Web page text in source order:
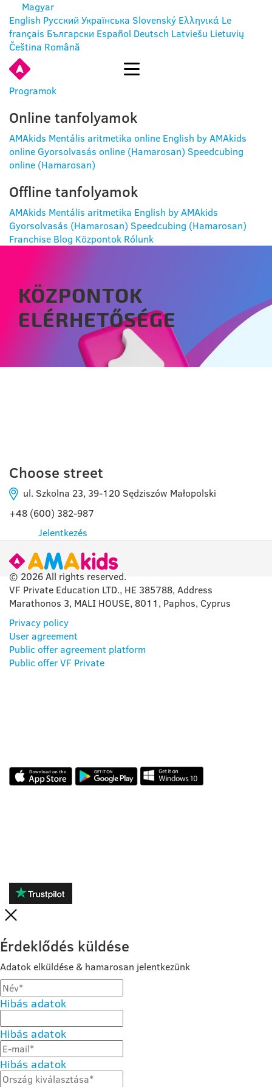
Magyar
English Русский Українська Slovenský Ελληνικά Le
français Български Español Deutsch Latviešu Lietuvių
Čeština Română
Programok
Online tanfolyamok
AMAkids Mentális aritmetika online English by AMAkids
online Gyorsolvasás online (Hamarosan) Speedcubing
online (Hamarosan)
Offline tanfolyamok
AMAkids Mentális aritmetika English by AMAkids
Gyorsolvasás (Hamarosan) Speedcubing (Hamarosan)
Franchise Blog Központok Rólunk
KÖZPONTOK
ELÉRHETŐSÉGE
Choose street
ul. Szkolna 23, 39-120 Sędziszów Małopolski
+48 (600) 382-987
Jelentkezés
© 2026 All rights reserved.
VF Private Education LTD., HE 385788, Address
Marathonos 3, MALI HOUSE, 8011, Paphos, Cyprus
Privacy policy
User agreement
Public offer agreement platform
Public offer VF Private
Érdeklődés küldése
Adatok elküldése & hamarosan jelentkezünk
Hibás adatok
Hibás adatok
Hibás adatok